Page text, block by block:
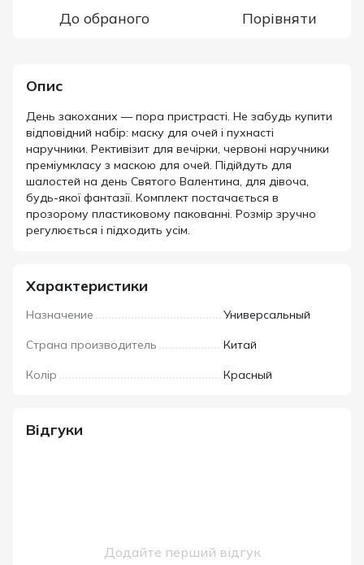
До обраного Порівняти
Опис
День закоханих — пора пристрасті. Не забудь купити
відповідний набір: маску для очей і пухнасті
наручники. Рективізит для вечірки, червоні наручники
преміумкласу з маскою для очей. Підійдуть для
шалостей на день Святого Валентина, для дівоча,
будь-якої фантазії. Комплект постачається в
прозорому пластиковому пакованні. Розмір зручно
регулюється і підходить усім.
Характеристики
Назначение Универсальный
Страна производитель Китай
Колір Красный
Відгуки
Додайте перший відгук